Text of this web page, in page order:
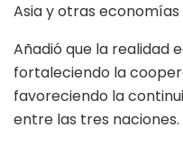
Asia y otras
Añadió que la realidad
fortaleciendo la
favoreciendo la
entre las tres naciones.